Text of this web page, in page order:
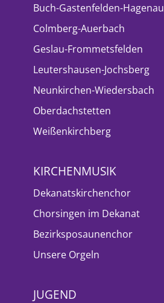
Buch-Gastenfelden-Hagenau
Colmberg-Auerbach
Geslau-Frommetsfelden
Leutershausen-Jochsberg
Neunkirchen-Wiedersbach
Oberdachstetten
Weißenkirchberg
KIRCHENMUSIK
Dekanatskirchenchor
Chorsingen im Dekanat
Bezirksposaunenchor
Unsere Orgeln
JUGEND